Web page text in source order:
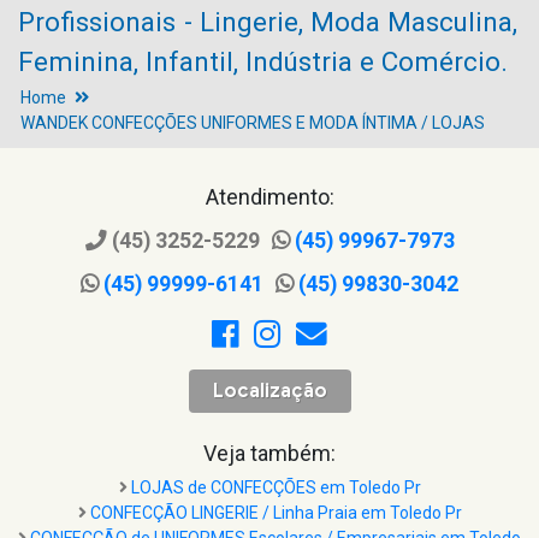
Profissionais - Lingerie, Moda Masculina,
Feminina, Infantil, Indústria e Comércio.
Home
WANDEK CONFECÇÕES UNIFORMES E MODA ÍNTIMA / LOJAS
Atendimento:
(45) 3252-5229
(45) 99967-7973
(45) 99999-6141
(45) 99830-3042
Localização
Veja também:
LOJAS de CONFECÇÕES em Toledo Pr
CONFECÇÃO LINGERIE / Linha Praia em Toledo Pr